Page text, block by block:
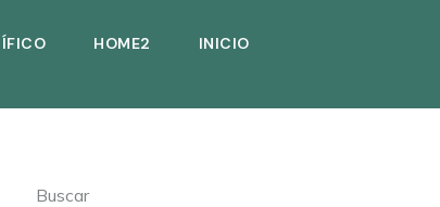
HOME2 INICIO
Buscar